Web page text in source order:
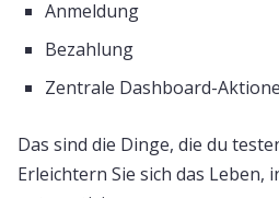
Anmeldung
Bezahlung
Zentrale Dashboard-
Das sind die Dinge, die du
Erleichtern Sie sich das Leben,